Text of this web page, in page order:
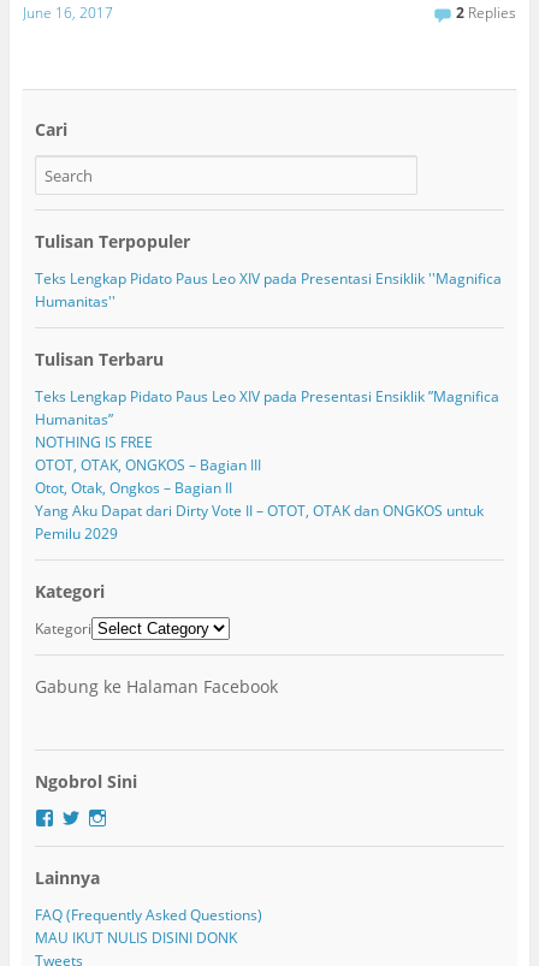
June 16, 2017 2 Replies
Cari
Tulisan Terpopuler
Teks Lengkap Pidato Paus Leo XIV pada Presentasi Ensiklik ''Magnifica
Humanitas''
Tulisan Terbaru
Teks Lengkap Pidato Paus Leo XIV pada Presentasi Ensiklik ”Magnifica
Humanitas”
NOTHING IS FREE
OTOT, OTAK, ONGKOS – Bagian III
Otot, Otak, Ongkos – Bagian II
Yang Aku Dapat dari Dirty Vote II – OTOT, OTAK dan ONGKOS untuk
Pemilu 2029
Kategori
Kategori
Gabung ke Halaman Facebook
Ngobrol Sini
F
e
o
o
T
t
e
r
g
r
Lainnya
FAQ (Frequently Asked Questions)
MAU IKUT NULIS DISINI DONK
Tweets